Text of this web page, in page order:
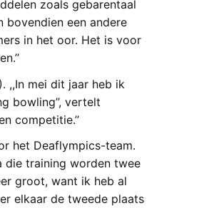
zoals gebarentaal
bovendien een andere
in het oor. Het is voor
,,In mei dit jaar heb ik
bowling’’, vertelt
competitie.’’
het Deaflympics-team.
die training worden twee
groot, want ik heb al
elkaar de tweede plaats